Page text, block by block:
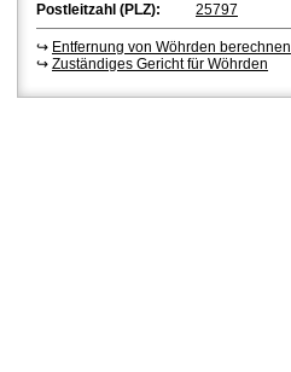
Postleitzahl (PLZ): 25797
↪ Entfernung von Wöhrden berechnen
↪ Zuständiges Gericht für Wöhrden